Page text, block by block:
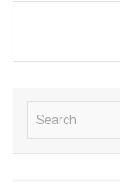
e